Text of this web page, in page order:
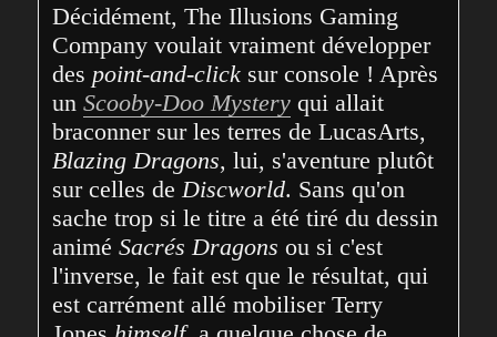
Décidément, The Illusions Gaming
Company voulait vraiment développer
des point-and-click sur console ! Après
un Scooby-Doo Mystery qui allait
Blazing Dragons, lui, s'aventure plutôt
sur celles de Discworld. Sans qu'on
sache trop si le titre a été tiré du dessin
animé Sacrés Dragons ou si c'est
l'inverse, le fait est que le résultat, qui
est carrément allé mobiliser Terry